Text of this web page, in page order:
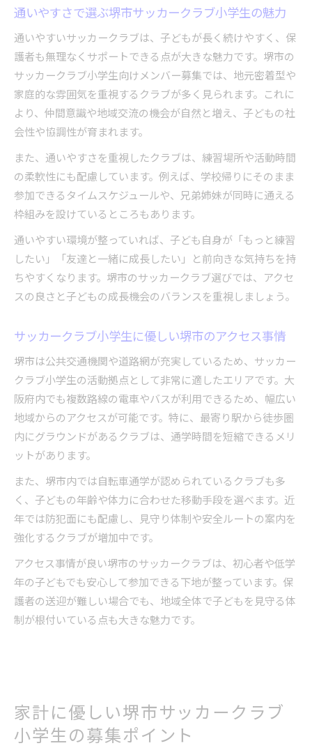
通いやすさで選ぶ堺市サッカークラブ小学生の魅力
通いやすいサッカークラブは、子どもが長く続けやすく、保
護者も無理なくサポートできる点が大きな魅力です。堺市の
サッカークラブ小学生向けメンバー募集では、地元密着型や
家庭的な雰囲気を重視するクラブが多く見られます。これに
より、仲間意識や地域交流の機会が自然と増え、子どもの社
会性や協調性が育まれます。
また、通いやすさを重視したクラブは、練習場所や活動時間
の柔軟性にも配慮しています。例えば、学校帰りにそのまま
参加できるタイムスケジュールや、兄弟姉妹が同時に通える
枠組みを設けているところもあります。
通いやすい環境が整っていれば、子ども自身が「もっと練習
したい」「友達と一緒に成長したい」と前向きな気持ちを持
ちやすくなります。堺市のサッカークラブ選びでは、アクセ
スの良さと子どもの成長機会のバランスを重視しましょう。
サッカークラブ小学生に優しい堺市のアクセス事情
堺市は公共交通機関や道路網が充実しているため、サッカー
クラブ小学生の活動拠点として非常に適したエリアです。大
阪府内でも複数路線の電車やバスが利用できるため、幅広い
地域からのアクセスが可能です。特に、最寄り駅から徒歩圏
内にグラウンドがあるクラブは、通学時間を短縮できるメリ
ットがあります。
また、堺市内では自転車通学が認められているクラブも多
く、子どもの年齢や体力に合わせた移動手段を選べます。近
年では防犯面にも配慮し、見守り体制や安全ルートの案内を
強化するクラブが増加中です。
アクセス事情が良い堺市のサッカークラブは、初心者や低学
年の子どもでも安心して参加できる下地が整っています。保
護者の送迎が難しい場合でも、地域全体で子どもを見守る体
制が根付いている点も大きな魅力です。
家計に優しい堺市サッカークラブ
小学生の募集ポイント